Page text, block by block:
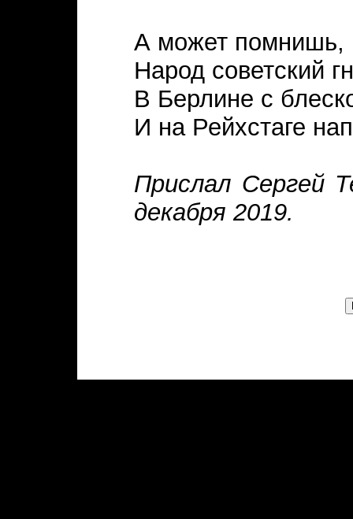
А может помнишь,
Народ советский
В Берлине с
И на Рейхстаге
Прислал Сергей
декабря 2019.